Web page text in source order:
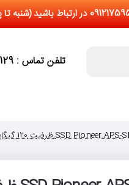
تلفن تماس : 57129 - 021